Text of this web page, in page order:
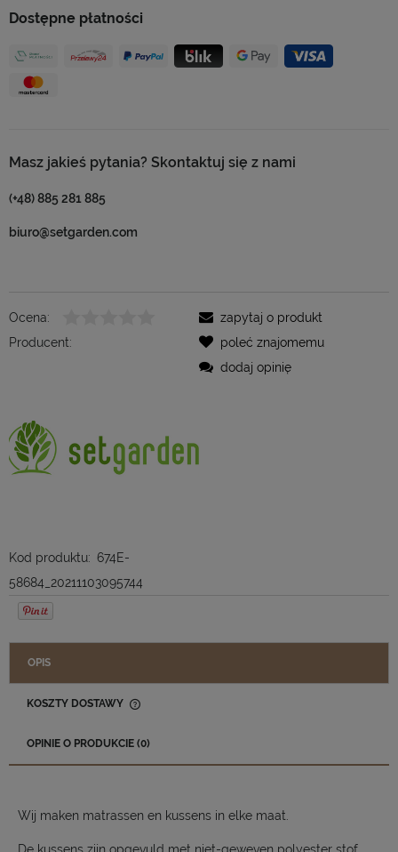
Dostępne płatności
Masz jakieś pytania? Skontaktuj się z nami
(+48) 885 281 885
biuro@setgarden.com
Ocena:
Producent:
Kod produktu: 674E-
58684_20211103095744
zapytaj o produkt
poleć znajomemu
dodaj opinię
OPIS
KOSZTY DOSTAWY
OPINIE O PRODUKCIE (0)
Wij maken matrassen en kussens in elke maat.
De kussens zijn opgevuld met niet-geweven polyester stof,